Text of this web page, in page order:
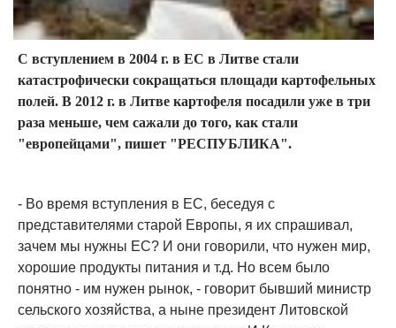
С вступлением в 2004 г. в ЕС в Литве стали
катастрофически сокращаться площади картофельных
полей. В 2012 г. в Литве картофеля посадили уже в три
раза меньше, чем сажали до того, как стали
"европейцами", пишет "РЕСПУБЛИКА".
- Во время вступления в ЕС, беседуя с
представителями старой Европы, я их спрашивал,
зачем мы нужны ЕС? И они говорили, что нужен мир,
хорошие продукты питания и т.д. Но всем было
понятно - им нужен рынок, - говорит бывший министр
сельского хозяйства, а ныне президент Литовской